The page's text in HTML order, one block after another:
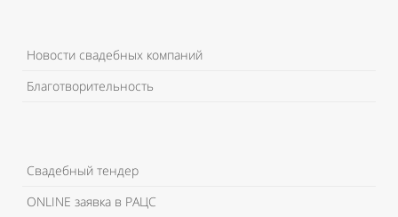
Новости свадебных компаний
Благотворительность
Свадебный тендер
ONLINE заявка в РАЦС